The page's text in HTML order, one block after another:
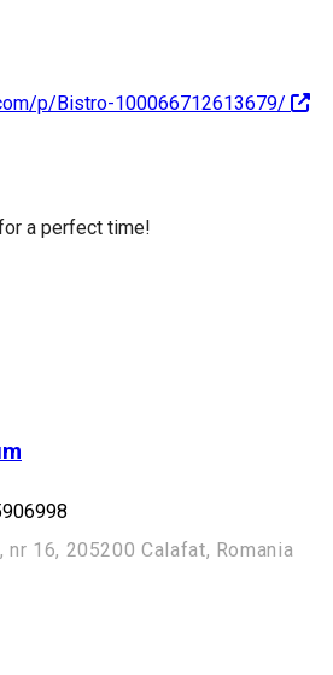
p/Bistro-100066712613679/
a perfect time!
nr 16, 205200 Calafat, Romania